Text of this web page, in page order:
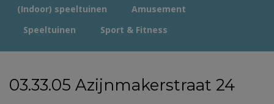
(Indoor) speeltuinen
Amusement
Speeltuinen
Sport & Fitness
03.33.05 Azijnmakerstraat 24